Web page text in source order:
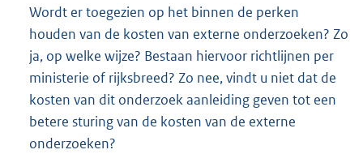
Wordt er toegezien op het binnen de perken
houden van de kosten van externe onderzoeken? Zo
ja, op welke wijze? Bestaan hiervoor richtlijnen per
ministerie of rijksbreed? Zo nee, vindt u niet dat de
kosten van dit onderzoek aanleiding geven tot een
betere sturing van de kosten van de externe
onderzoeken?